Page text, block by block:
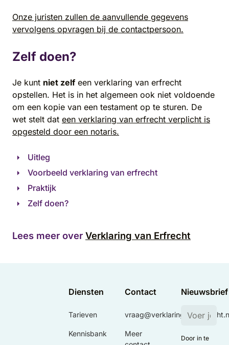
Onze juristen zullen de aanvullende gegevens
vervolgens opvragen bij de contactpersoon.
Zelf doen?
Je kunt niet zelfeen verklaring van erfrecht
opstellen. Het is in het algemeen ook niet voldoende
om een kopie van een testament op te sturen. De
wet stelt dat een verklaring van erfrecht verplicht is
opgesteld door een notaris.
Uitleg
Voorbeeld verklaring van erfrecht
Praktijk
Zelf doen?
Lees meer over Verklaring van Erfrecht
Diensten
Tarieven
Kennisbank
Contact
Meer
Nieuwsbrief
Door in te